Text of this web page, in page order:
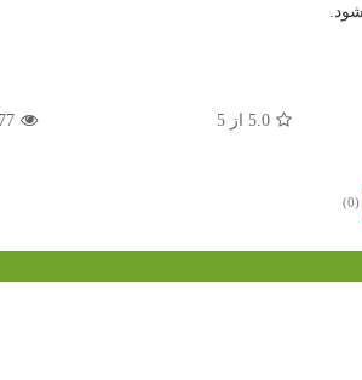
5.0 از5
(0)